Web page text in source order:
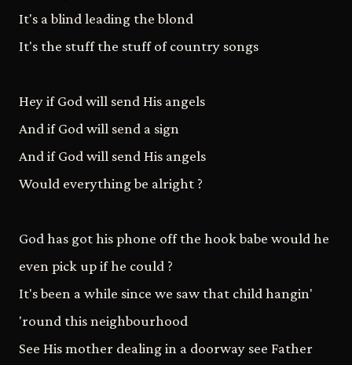
It's a blind leading the blond
It's the stuff the stuff of country songs
Hey if God will send His angels
And if God will send a sign
And if God will send His angels
Would everything be alright ?
God has got his phone off the hook babe would he
even pick up if he could ?
It's been a while since we saw that child hangin'
'round this neighbourhood
See His mother dealing in a doorway see Father